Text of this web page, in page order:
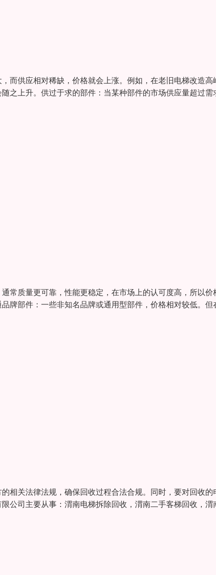
而供应相对稀缺，价格就会上涨。例如，在老旧电梯改造高
之上升。供过于求的部件：当某种部件的市场供应量超过需
常质量更可靠，性能更稳定，在市场上的认可度高，所以价
牌部件：一些非知名品牌或通用型部件，价格相对较低。但
相关法律法规，确保回收过程合法合规。同时，要对回收的
公司主要从事：渭南电梯拆除回收，渭南二手客梯回收，渭